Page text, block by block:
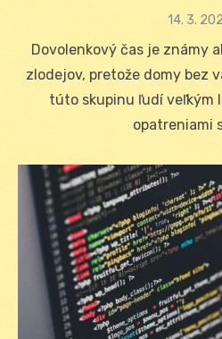
Posted
14. 3.
Dovolenkový čas je známy
zlodejov, pretože domy bez
túto skupinu ľudí veľkým
opatreniami